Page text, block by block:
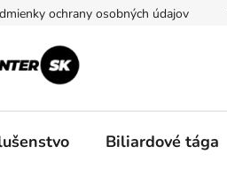
ochrany osobných údajov
Biliardové tága